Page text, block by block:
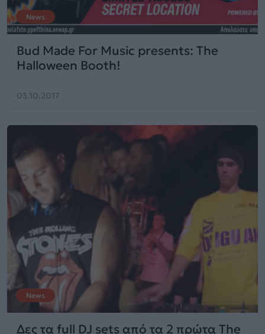
News
Βud Made For Music presents: The
Halloween Booth!
03.10.2017
News
Δες τα full DJ sets από τα 2 πρώτα The